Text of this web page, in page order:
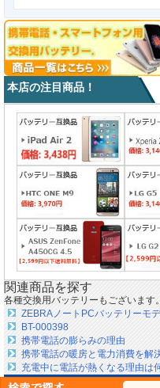
本店の注目商品！
関連商品を探す
各種交換用バッテリーもございます。
ZEBRAノートPCバッテリーモ
BT-000398
携帯電話の膨らみの理由
携帯電話の暖房と電力消費を解
充電中に電話が熱くなる理由は